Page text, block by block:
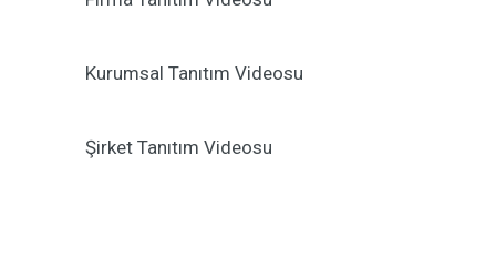
Kurumsal Tanıtım Videosu
Şirket Tanıtım Videosu